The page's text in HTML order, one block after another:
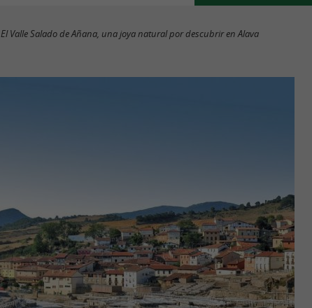
El Valle Salado de Añana, una joya natural por descubrir en Alava